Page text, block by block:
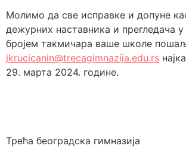
Молимо да све исправке и допуне
дежурних наставника и прегледача у
бројем такмичара ваше школе
jkrucicanin@trecagimnazija.edu.rs
29. марта 2024. године.
Трећа београдска гимназија